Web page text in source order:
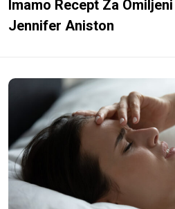
Imamo Recept Za
Jennifer Aniston